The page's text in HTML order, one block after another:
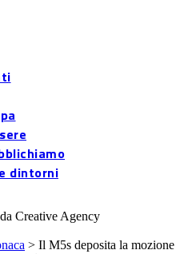
dintorni
Creative Agency
> Il M5s deposita la mozione